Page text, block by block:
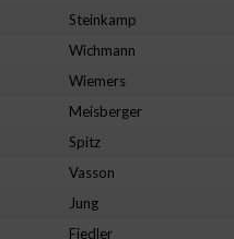
Steinkamp
Wichmann
Wiemers
Meisberger
Spitz
Vasson
Jung
Fiedler